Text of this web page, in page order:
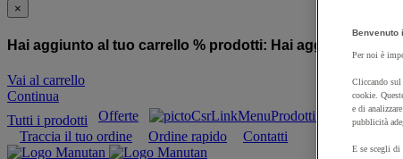
×
Hai aggiunto al tuo carrello % prodotti: Hai aggiunto al tuo
Vai al carrello
Continua
Tutti i prodotti
Offerte Prodotti sostenibili
Traccia il tuo ordine
Ordine rapido Contatti
Benvenuto
Per noi è
Cliccando
cookie.
e di
pubblicità
E se scegli di